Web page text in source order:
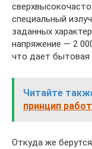
специальный
заданных
напряжение — 2
что дает бытовая
Читайте
принцип
Откуда же